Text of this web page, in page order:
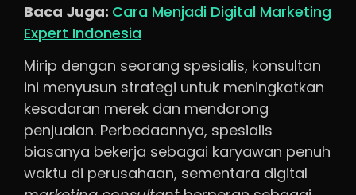
Baca Juga: Cara Menjadi Digital Marketing
Expert Indonesia
Mirip dengan seorang spesialis, konsultan
ini menyusun strategi untuk meningkatkan
kesadaran merek dan mendorong
penjualan. Perbedaannya, spesialis
biasanya bekerja sebagai karyawan penuh
waktu di perusahaan, sementara digital